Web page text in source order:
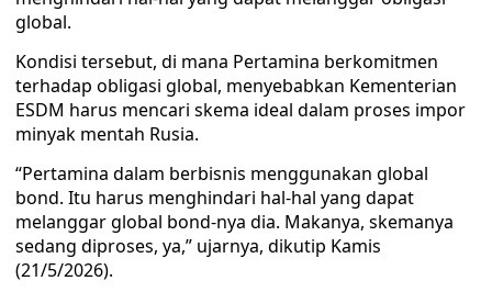
global.
Kondisi tersebut, di mana Pertamina berkomitmen
terhadap obligasi global, menyebabkan Kementerian
ESDM harus mencari skema ideal dalam proses impor
minyak mentah Rusia.
“Pertamina dalam berbisnis menggunakan global
bond. Itu harus menghindari hal-hal yang dapat
melanggar global bond-nya dia. Makanya, skemanya
sedang diproses, ya,” ujarnya, dikutip Kamis
(21/5/2026).